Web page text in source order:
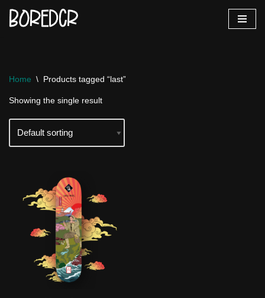
Home \ Products tagged “last”
Showing the single result